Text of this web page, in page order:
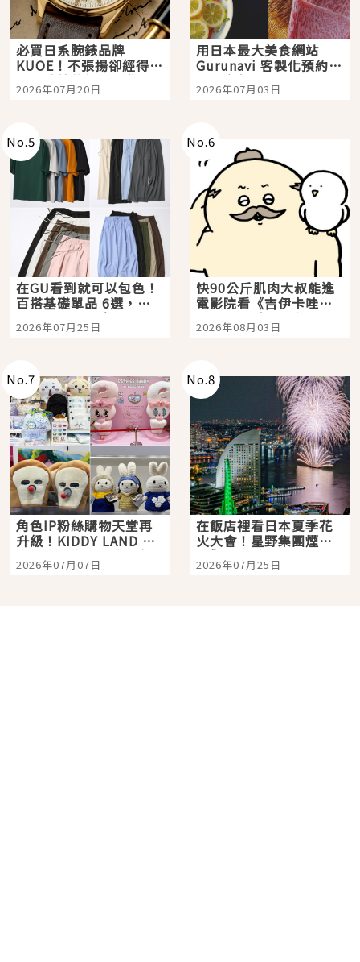
必買日系腕錶品牌
KUOE！不張揚卻經得起
時間洗鍊的經典之作五
選
2026年07月20日
用日本最大美食網站
Gurunavi 客製化預約九
大都市餐廳，打造專屬
美食體驗！
2026年07月03日
No.5
在GU看到就可以包色！
百搭基礎單品 6選，閉
眼全收也不心疼
2026年07月25日
No.6
快90公斤肌肉大叔能進
電影院看《吉伊卡哇》
嗎？日本重金屬樂團
「打首」會長與nagano
2026年08月03日
No.7
角色IP粉絲購物天堂再
升級！KIDDY LAND 原
宿店吉伊卡哇迎客，新
開幕 OMOKADO 店3分
2026年07月07日
No.8
在飯店裡看日本夏季花
火大會！星野集團煙火
景觀飯店6選，讓你不用
人擠人悠閒欣賞
2026年07月25日